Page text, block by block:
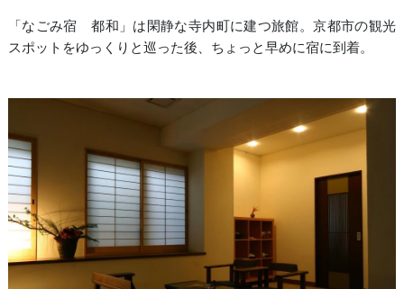
「なごみ宿 都和」は閑静な寺内町に建つ旅館。京都市の観光
スポットをゆっくりと巡った後、ちょっと早めに宿に到着。